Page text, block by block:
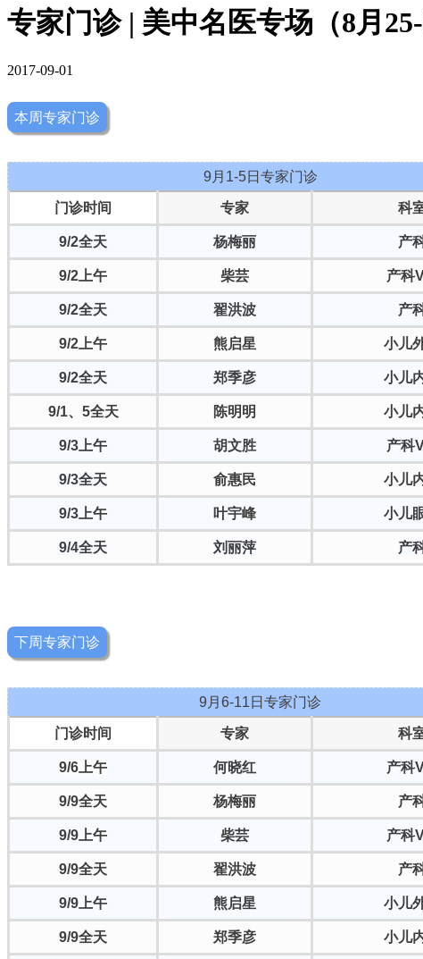
专家门诊 | 美中名医专场（8月
2017-09-01
本周专家门诊
9月1-5日专家门诊
门诊时间 专家 科
9/2全天 杨梅丽 产
9/2上午 柴芸 产科VI
9/2全天 翟洪波 产
9/2上午 熊启星 小儿
9/2全天 郑季彦 小儿
9/1、5全天 陈明明 小儿
9/3上午 胡文胜 产科
9/3全天 俞惠民 小儿
9/3上午 叶宇峰 小儿
9/4全天 刘丽萍 产
下周专家门诊
9月6-11日专家门诊
门诊时间 专家 科
9/6上午 何晓红 产科
9/9全天 杨梅丽 产
9/9上午 柴芸 产科
9/9全天 翟洪波 产
9/9上午 熊启星 小儿
9/9全天 郑季彦 小儿